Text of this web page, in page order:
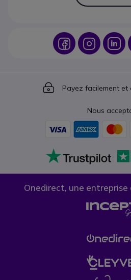
Icon IconIcon
Icon
Payez facilement et
Nous
Onedirect, une entreprise